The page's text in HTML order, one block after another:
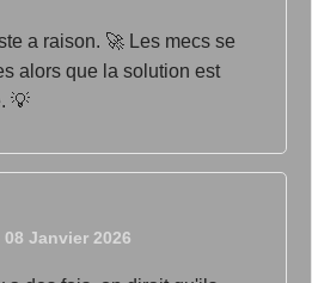
a raison. 🚀 Les mecs se
alors que la solution est
💡
08 Janvier 2026